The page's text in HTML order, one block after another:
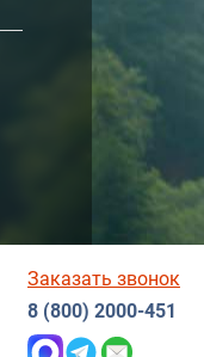
Заказать звонок
8 (800) 2000-451